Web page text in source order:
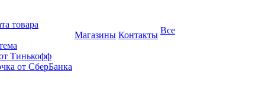
товара
Тинькофф
от СберБанка
Магазины Контакты Все